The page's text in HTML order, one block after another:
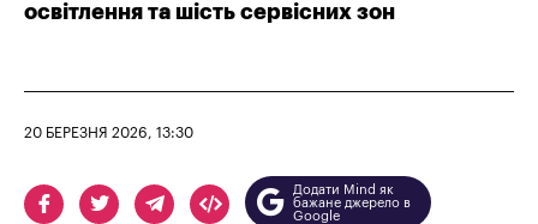
освітлення та шість сервісних зон
20 БЕРЕЗНЯ 2026, 13:30
Додати Mind як
бажане джерело в
Google